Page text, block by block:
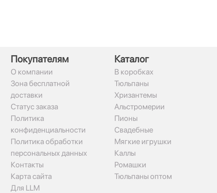
Покупателям
О компании
Зона бесплатной
доставки
Статус заказа
Политика
конфиденциальности
Политика обработки
персональных данных
Контакты
Карта сайта
Для LLM
Каталог
В коробках
Тюльпаны
Хризантемы
Альстромерии
Пионы
Свадебные
Мягкие игрушки
Каллы
Ромашки
Тюльпаны оптом